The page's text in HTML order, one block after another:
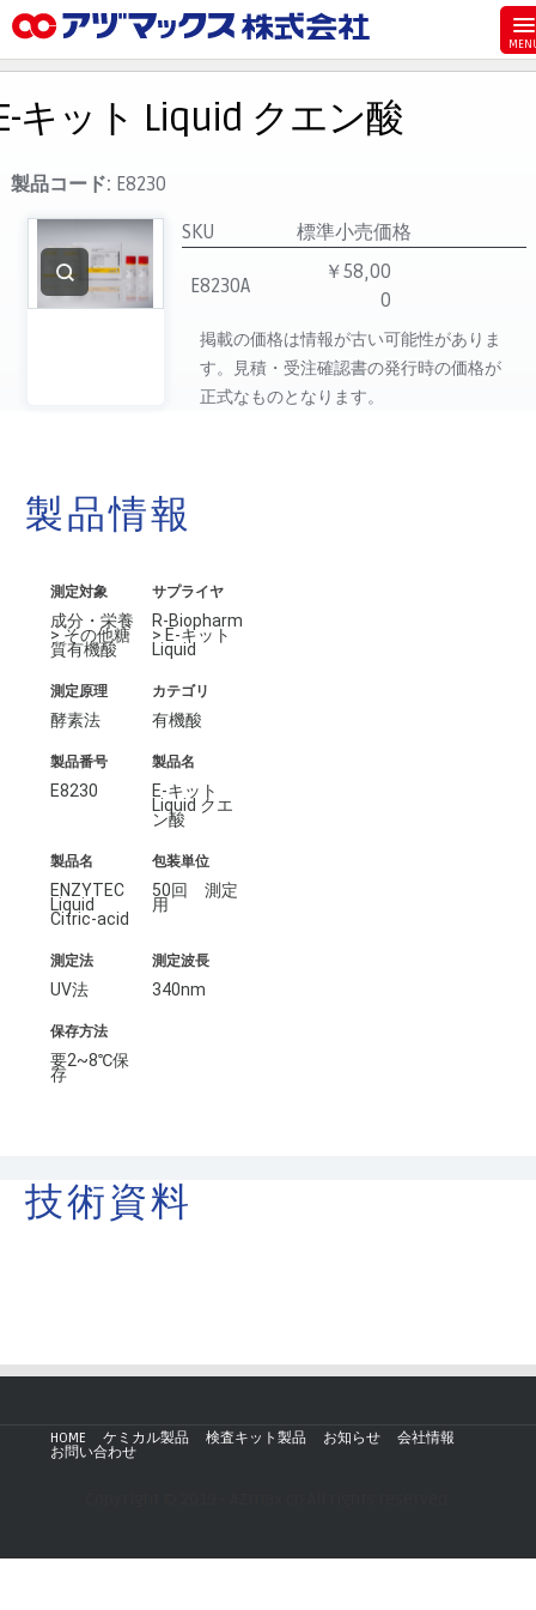
お気に入り
お買い物カゴ
ご注文
マイページ
主要取扱ブランド
キット Liquid クエン酸
製品コード: E8230
SKU
標準小売価格
E8230A
￥58,00
0
掲載の価格は情報が古い可能性がありま
す。見積・受注確認書の発行時の価格が
正式なものとなります。
製品情報
測定対象
成分・栄養
> その他糖
質有機酸
サプライヤ
R-Biopharm
> E-キット
Liquid
測定原理
酵素法
カテゴリ
有機酸
製品番号
E8230
製品名
E-キット
Liquid クエ
ン酸
製品名
ENZYTEC
Liquid
Citric-acid
包装単位
50回 測定
用
測定法
UV法
測定波長
340nm
保存方法
要2~8℃保
存
技術資料
HOME ケミカル製品 検査キット製品 お知らせ
会社情報
お問い合わせ